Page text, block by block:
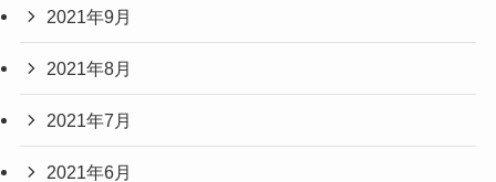
2021年9月
2021年8月
2021年7月
2021年6月